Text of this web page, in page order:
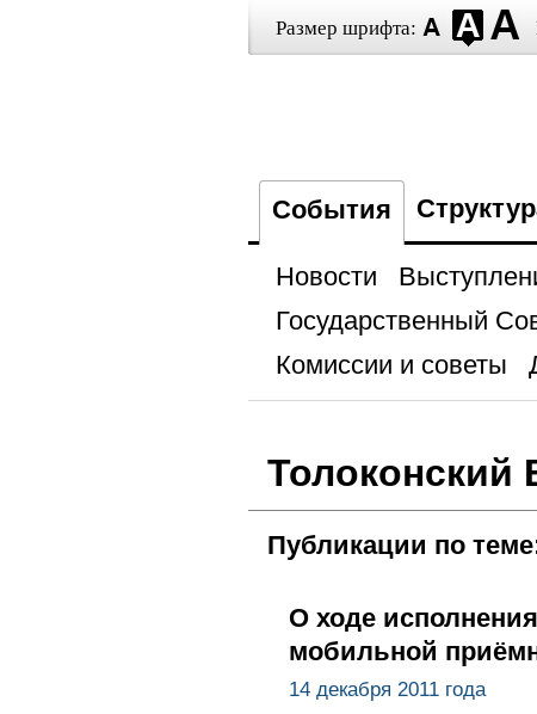
Размер шрифта:
События
Новости
Государственный
Комиссии и советы
Толоконский
Публикации по
О ходе
мобильной
14 декабря 2011 года